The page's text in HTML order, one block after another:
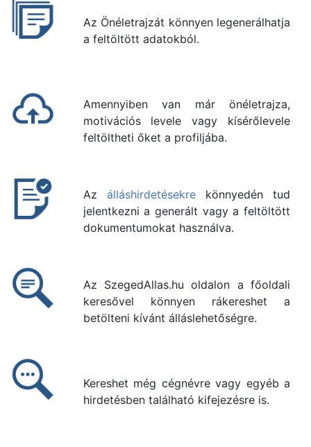
Az Önéletrajzát könnyen legenerálhatja
a feltöltött adatokból.
Amennyiben van már önéletrajza,
motivációs levele vagy kísérőlevele
feltöltheti őket a profiljába.
Az álláshirdetésekrekönnyedén tud
jelentkezni a generált vagy a feltöltött
dokumentumokat használva.
Az SzegedAllas.hu oldalon a főoldali
keresővel könnyen rákereshet a
betölteni kívánt álláslehetőségre.
Kereshet még cégnévre vagy egyéb a
hirdetésben található kifejezésre is.